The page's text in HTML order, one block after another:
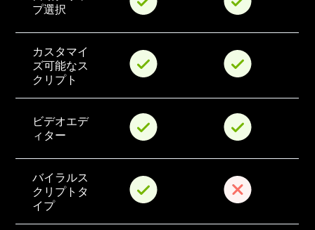
プ選択
カスタマイ
ズ可能なス
クリプト
ビデオエデ
ィター
バイラルス
クリプトタ
イプ